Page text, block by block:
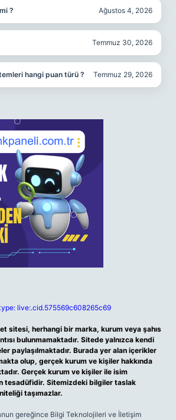
? Ağustos 4, 2026
Temmuz 30, 2026
hangi puan türü ? Temmuz 29, 2026
live:.cid.575569c608265c69
sitesi, herhangi bir marka, kurum veya şahıs
bulunmamaktadır. Sitede yalnızca kendi
paylaşılmaktadır. Burada yer alan içerikler
olup, gerçek kurum ve kişiler hakkında
Gerçek kurum ve kişiler ile isim
tesadüfidir. Sitemizdeki bilgiler taslak
taşımazlar.
gereğince Bilgi Teknolojileri ve İletişim